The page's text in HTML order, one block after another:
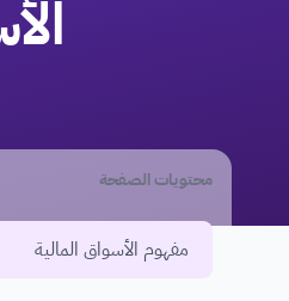
محتويات الصفحة
مفهوم الأسواق المالية